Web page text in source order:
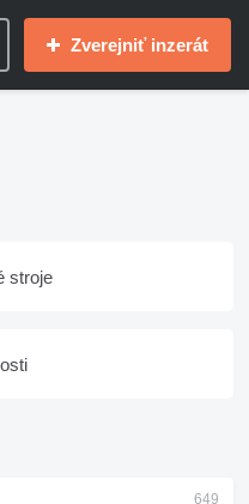
Zverejniť inzerát
stroje